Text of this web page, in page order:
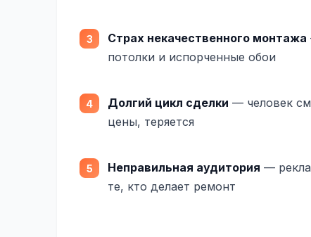
Страх некачественного монтажа
потолки и испорченные обои
Долгий цикл сделки — человек
цены, теряется
Неправильная аудитория —
те, кто делает ремонт